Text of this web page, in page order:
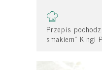
Przepis
smakiem" Kingi